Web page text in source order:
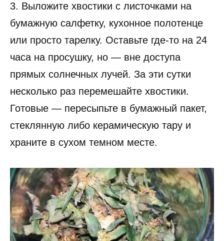
3. Выложите хвостики с листочками на
бумажную салфетку, кухонное полотенце
или просто тарелку. Оставьте где-то на 24
часа на просушку, но — вне доступа
прямых солнечных лучей. За эти сутки
несколько раз перемешайте хвостики.
Готовые — пересыпьте в бумажный пакет,
стеклянную либо керамическую тару и
храните в сухом темном месте.